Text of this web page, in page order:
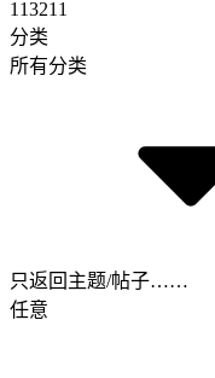
113211
分类
所有分类
只返回主题/帖子……
任意